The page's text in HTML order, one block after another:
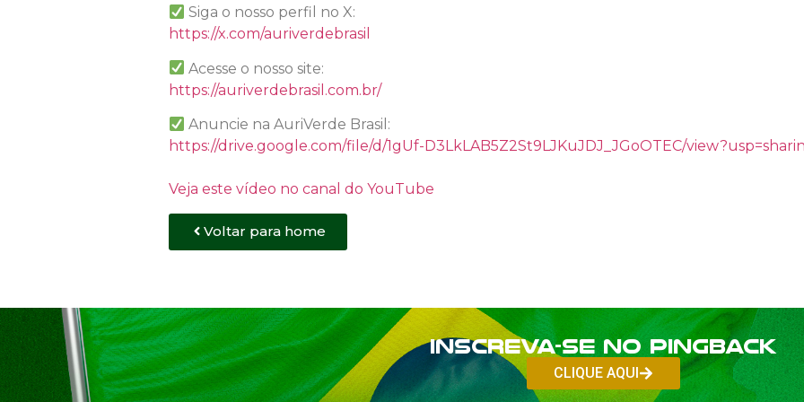
Siga o nosso perfil no X:
https://x.com/auriverdebrasil
Acesse o nosso site:
https://auriverdebrasil.com.br/
Anuncie na AuriVerde Brasil:
https://drive.google.com/file/d/1gUf-D3LkLAB5Z2St9LJKuJDJ_JGoOTEC/
Veja este vídeo no canal do YouTube
Voltar para home
Inscreva-se no PINGBACK
CLIQUE AQUI